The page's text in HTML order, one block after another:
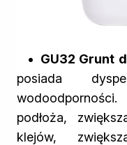
• GU32 Grunt
posiada
podłoża,
klejów,